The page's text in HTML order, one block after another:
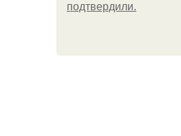
подтвердили.